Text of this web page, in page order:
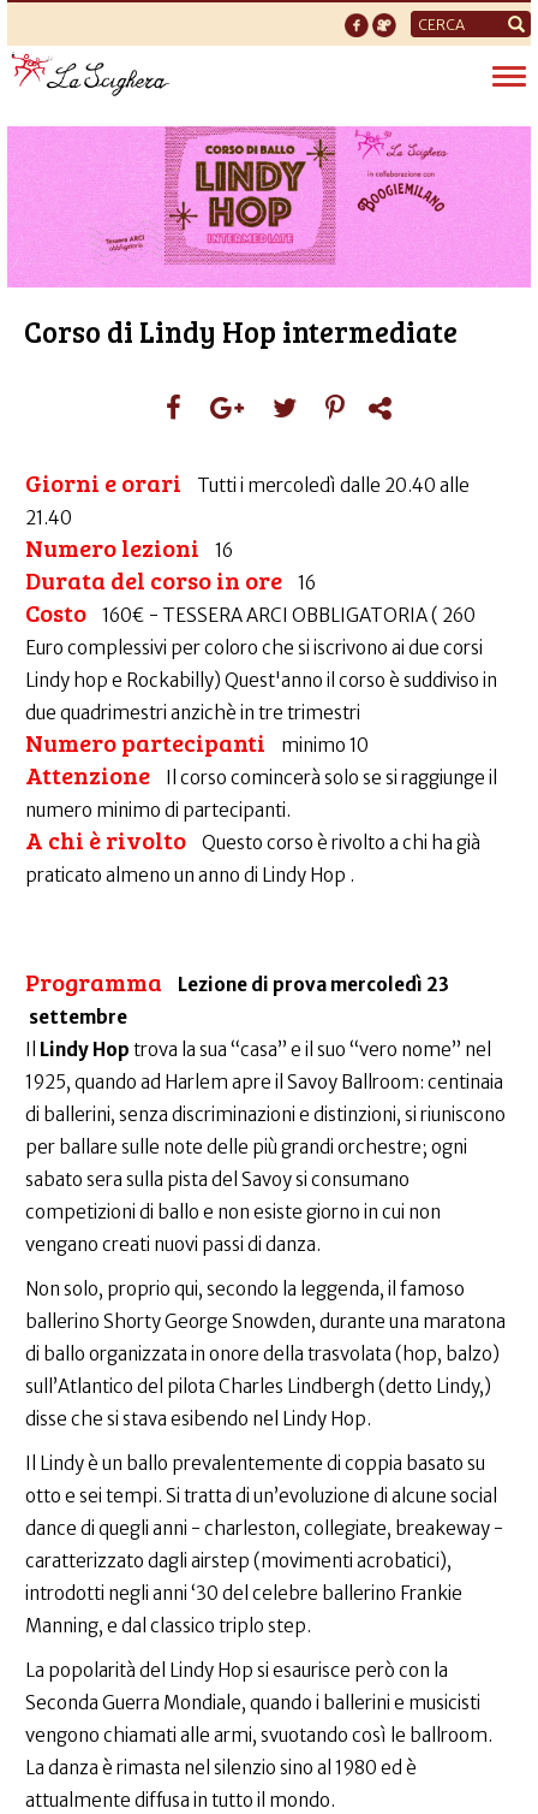
Form
di
ricerca
Corso di Lindy Hop intermediate
Giorni e orari
Tutti i mercoledì dalle 20.40 alle
21.40
Numero lezioni 16
Durata del corso in ore 16
Costo
160€ - TESSERA ARCI OBBLIGATORIA ( 260
Euro complessivi per coloro che si iscrivono ai due corsi
Lindy hop e Rockabilly) Quest'anno il corso è suddiviso in
due quadrimestri anzichè in tre trimestri
Numero partecipanti minimo 10
Attenzione
Il corso comincerà solo se si raggiunge il
numero minimo di partecipanti.
A chi è rivolto
Questo corso è rivolto a chi ha già
praticato almeno un anno di Lindy Hop .
Programma
Lezione di prova mercoledì 23
settembre
Il Lindy Hop trova la sua “casa” e il suo “vero nome” nel
1925, quando ad Harlem apre il Savoy Ballroom: centinaia
di ballerini, senza discriminazioni e distinzioni, si riuniscono
per ballare sulle note delle più grandi orchestre; ogni
sabato sera sulla pista del Savoy si consumano
competizioni di ballo e non esiste giorno in cui non
vengano creati nuovi passi di danza.
Non solo, proprio qui, secondo la leggenda, il famoso
ballerino Shorty George Snowden, durante una maratona
di ballo organizzata in onore della trasvolata (hop, balzo)
sull’Atlantico del pilota Charles Lindbergh (detto Lindy,)
disse che si stava esibendo nel Lindy Hop.
Il Lindy è un ballo prevalentemente di coppia basato su
otto e sei tempi. Si tratta di un’evoluzione di alcune social
dance di quegli anni - charleston, collegiate, breakeway -
caratterizzato dagli airstep (movimenti acrobatici),
introdotti negli anni ‘30 del celebre ballerino Frankie
Manning, e dal classico triplo step.
La popolarità del Lindy Hop si esaurisce però con la
Seconda Guerra Mondiale, quando i ballerini e musicisti
vengono chiamati alle armi, svuotando così le ballroom.
La danza è rimasta nel silenzio sino al 1980 ed è
attualmente diffusa in tutto il mondo.